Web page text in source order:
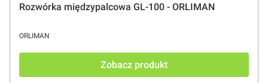
Rozwórka międzypalcowa GL-100 - ORLIMAN
PRODUCENT
ORLIMAN
Zobacz produkt